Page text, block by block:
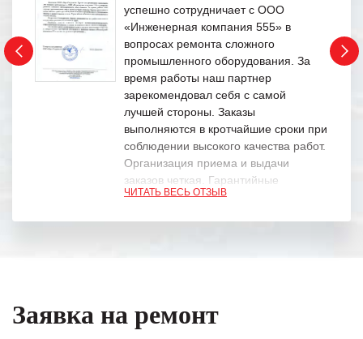
успешно сотрудничает с ООО
«Инженерная компания 555» в
вопросах ремонта сложного
промышленного оборудования. За
время работы наш партнер
зарекомендовал себя с самой
лучшей стороны. Заказы
выполняются в кротчайшие сроки при
соблюдении высокого качества работ.
Организация приема и выдачи
заказов четкая. Гарантийные
обязательства выполняются в
Особенно хочется отметить высокую
ЧИТАТЬ ВЕСЬ ОТЗЫВ
Заявка на ремонт